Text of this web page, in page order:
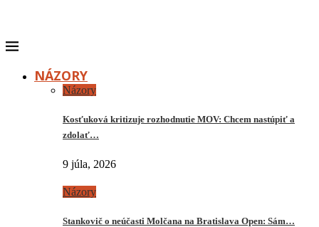
NÁZORY
Názory
Kosťuková kritizuje rozhodnutie MOV: Chcem nastúpiť a
zdolať…
9 júla, 2026
Názory
Stankovič o neúčasti Molčana na Bratislava Open: Sám…